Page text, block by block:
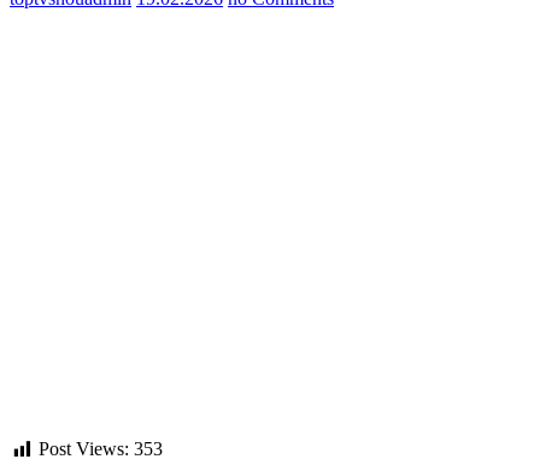
Post Views: 353